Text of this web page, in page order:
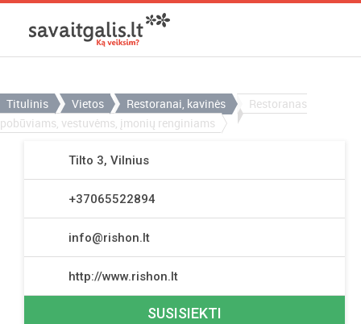
Titulinis Vietos Restoranai, kavinės
Restoranas
pobūviams, vestuvėms, įmonių renginiams
Tilto 3, Vilnius
+37065522894
info@rishon.lt
http://www.rishon.lt
SUSISIEKTI